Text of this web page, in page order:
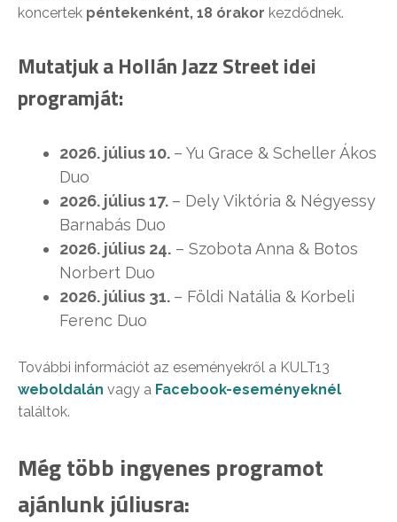
koncertek péntekenként, 18 órakor kezdődnek.
Mutatjuk a Hollán Jazz Street idei
programját:
2026. július 10. – Yu Grace & Scheller Ákos
Duo
2026. július 17. – Dely Viktória & Négyessy
Barnabás Duo
2026. július 24. – Szobota Anna & Botos
Norbert Duo
2026. július 31. – Földi Natália & Korbeli
Ferenc Duo
További információt az eseményekről a KULT13
weboldalán vagy a Facebook-eseményeknél
találtok.
Még több ingyenes programot
ajánlunk júliusra: